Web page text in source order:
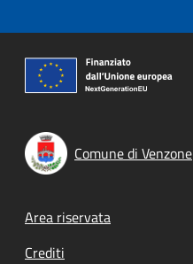
Comune di Venzone
Footer menu
Area riservata
Crediti